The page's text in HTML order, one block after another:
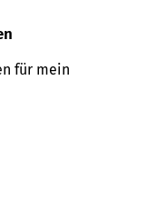
für mein